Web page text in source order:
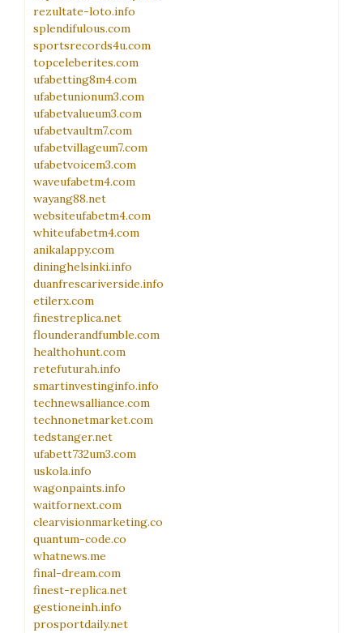
rezultate-loto.info
splendifulous.com
sportsrecords4u.com
topceleberites.com
ufabetting8m4.com
ufabetunionum3.com
ufabetvalueum3.com
ufabetvaultm7.com
ufabetvillageum7.com
ufabetvoicem3.com
waveufabetm4.com
wayang88.net
websiteufabetm4.com
whiteufabetm4.com
anikalappy.com
dininghelsinki.info
duanfrescariverside.info
etilerx.com
finestreplica.net
flounderandfumble.com
healthohunt.com
retefuturah.info
smartinvestinginfo.info
technewsalliance.com
technonetmarket.com
tedstanger.net
ufabett732um3.com
uskola.info
wagonpaints.info
waitfornext.com
clearvisionmarketing.co
quantum-code.co
whatnews.me
final-dream.com
finest-replica.net
gestioneinh.info
prosportdaily.net